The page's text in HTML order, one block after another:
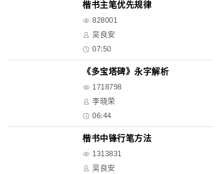
楷书主笔优先规律
828001
吴良安
07:50
《多宝塔碑》永字解析
1718798
李晓荣
06:44
楷书中锋行笔方法
1313831
吴良安